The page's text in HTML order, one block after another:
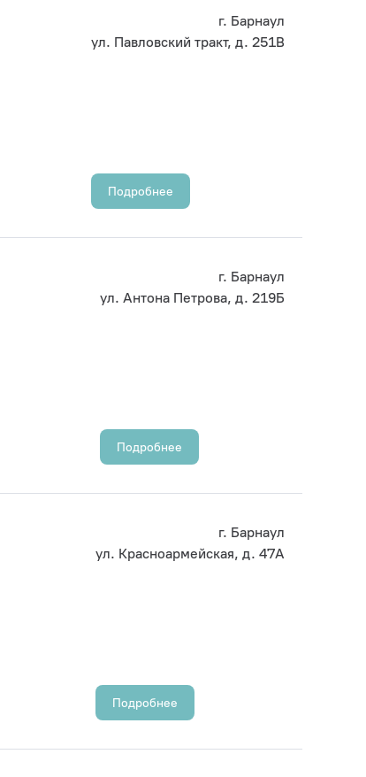
г. Барнаул
ул. Павловский тракт, д. 251В
Подробнее
г. Барнаул
ул. Антона Петрова, д. 219Б
Подробнее
г. Барнаул
ул. Красноармейская, д. 47А
Подробнее